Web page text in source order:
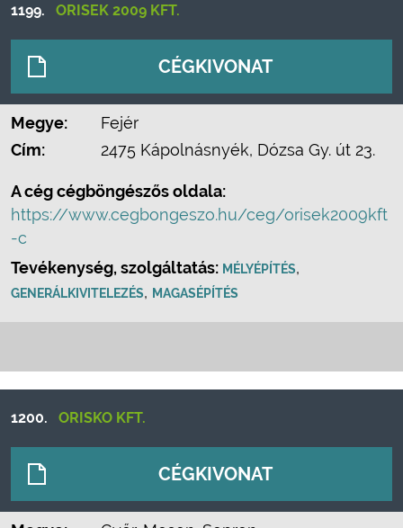
1199. ORISEK 2009 KFT.
CÉGKIVONAT
Megye:
Fejér
Cím:
2475 Kápolnásnyék, Dózsa Gy. út 23.
A cég cégböngészős oldala:
https://www.cegbongeszo.hu/ceg/orisek2009kft
-c
Tevékenység, szolgáltatás: MÉLYÉPÍTÉS,
GENERÁLKIVITELEZÉS, MAGASÉPÍTÉS
1200. ORISKO KFT.
CÉGKIVONAT